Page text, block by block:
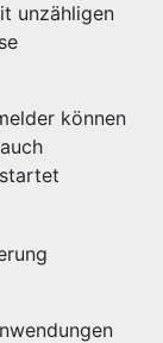
unzähligen
können